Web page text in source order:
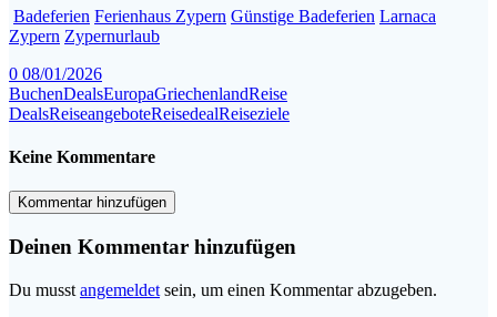
Badeferien Ferienhaus Zypern Günstige Badeferien Larnaca
Zypern Zypernurlaub
0 08/01/2026
BuchenDealsEuropaGriechenlandReise
DealsReiseangeboteReisedealReiseziele
Keine Kommentare
Kommentar hinzufügen
Deinen Kommentar hinzufügen
Du musst angemeldet sein, um einen Kommentar abzugeben.